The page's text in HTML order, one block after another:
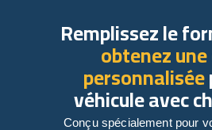
Remplissez le
obtenez
personnalisée
véhicule avec
Conçu spécialement pour